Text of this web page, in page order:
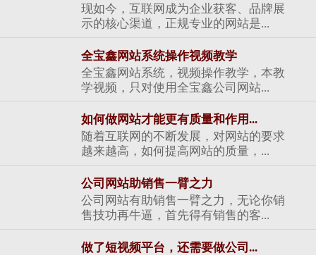
现如今，互联网成为企业获客、品牌展
示的核心渠道，正规专业的网站是...
全宝鑫网站系统操作视频教学
全宝鑫网站系统，视频操作教学，本教
学视频，只对使用全宝鑫公司网站...
如何做网站才能更有质量和作用...
随着互联网的不断发展，对网站的要求
越来越高，如何提高网站的质量，...
公司网站助销售一臂之力
公司网站有助销售一臂之力，无论你销
售技功再牛逼，首先得有销售的客...
做了短视频平台，还需要做公司...